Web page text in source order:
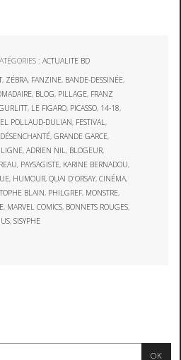
:ACTUALITE BD
, ZÉBRA, FANZINE, BANDE-DESSINÉE,
, BLOG, PILLAGE, FRANZ
, LE FIGARO, PICASSO, 14-18,
POLLAUD-DULIAN, FESTIVAL ,
,GRANDE GARCE,
LIGNE,ADRIEN NIL , BLOGEUR,
, PAYSAGISTE, KARINE BERNADOU,
, HUMOUR,QUAI D'ORSAY,CINÉMA,
BLAIN, PHILGREF, MONSTRE,
, MARVEL COMICS, BONNETS ROUGES,
,SISYPHE